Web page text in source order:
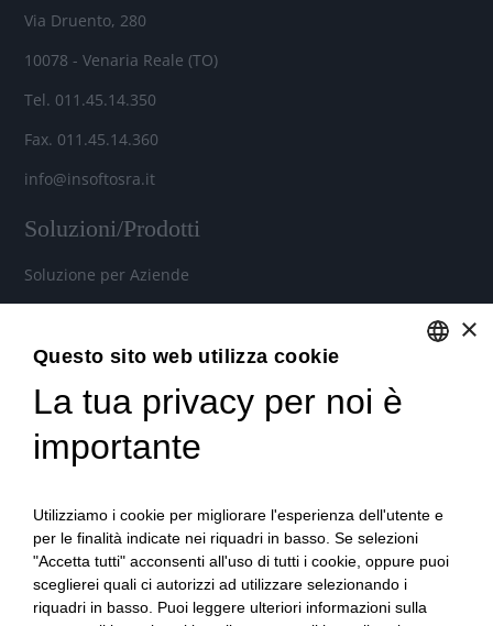
Via Druento, 280
10078 - Venaria Reale (TO)
Tel. 011.45.14.350
Fax. 011.45.14.360
info@insoftosra.it
Soluzioni/Prodotti
Soluzione per Aziende
Soluzione per Consulenti
Servizi
Industria 4.0
Soluzioni in Cloud per aziende, commercialisti e consulenti
del lavoro
Formazione qualificata
Consulenza tecnica e organizzativa
×
Questo sito web utilizza cookie
La tua privacy per noi è
importante
Utilizziamo i cookie per migliorare l'esperienza dell'utente e
per le finalità indicate nei riquadri in basso. Se selezioni
"Accetta tutti" acconsenti all'uso di tutti i cookie, oppure puoi
sceglierei quali ci autorizzi ad utilizzare selezionando i
riquadri in basso. Puoi leggere ulteriori informazioni sulla